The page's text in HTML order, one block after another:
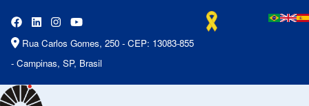
Rua Carlos Gomes, 250 - CEP: 13083-855
- Campinas, SP, Brasil